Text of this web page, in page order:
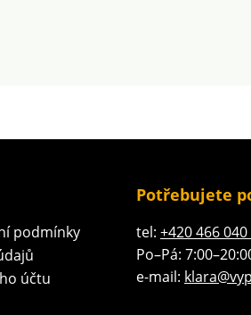
podmínky
účtu
Potřebujete
tel: +420 466
Po–Pá:
e-mail: